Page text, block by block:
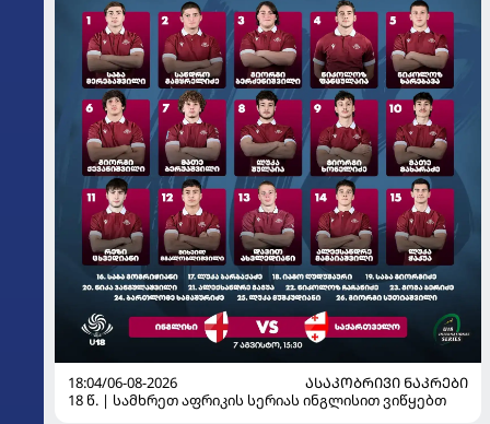
18:04/06-08-2026
ᲐᲡᲐᲙᲝᲑᲠᲘᲕᲘ ᲜᲐᲙᲠᲔᲑᲘ
18 წ. | სამხრეთ აფრიკის სერიას ინგლისით ვიწყებთ